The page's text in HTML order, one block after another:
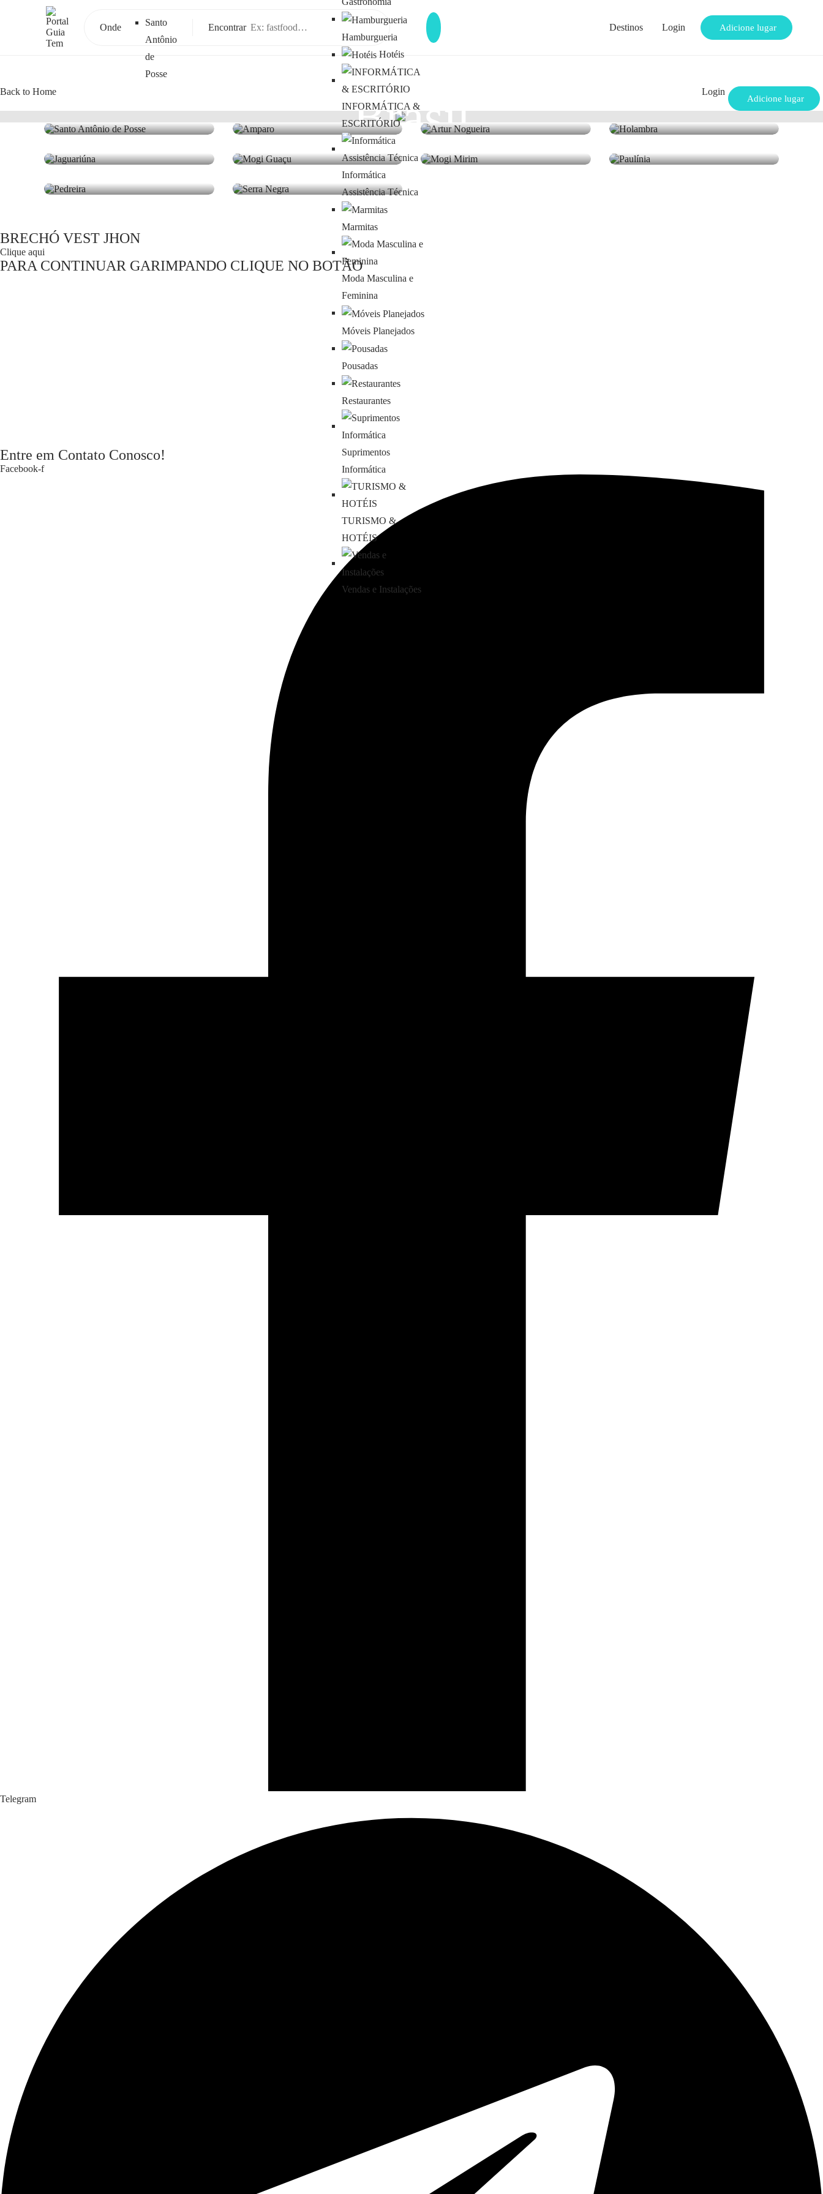
Onde
Santo
Antônio
de
Posse
Encontrar
Hamburgueria
Hotéis
INFORMÁTICA &
ESCRITÓRIO
Informática
Assistência Técnica
Marmitas
Moda Masculina e
Feminina
Móveis Planejados
Pousadas
Restaurantes
Suprimentos
Informática
TURISMO &
HOTÉIS
Vendas e Instalações
Destinos Login Adicione lugar
Back to Home Login
Adicione lugar
Brasil
9 lugares 0 lugares 0 lugares 0 lugares
Jaguariúna Mogi Guaçu Mogi Mirim Paulínia
Pedreira Serra Negra
BRECHÓ VEST JHON
Clique aqui
PARA CONTINUAR GARIMPANDO CLIQUE NO BOTÃO
Descubra coisas incríveis para
fazer onde quer que vá.
em um só lugar!
Entre em Contato Conosco!
Facebook-f
Telegram